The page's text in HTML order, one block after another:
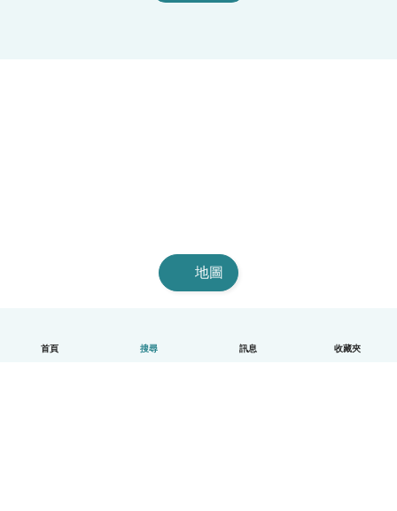
首頁 搜尋 訊息 收藏夾
地圖